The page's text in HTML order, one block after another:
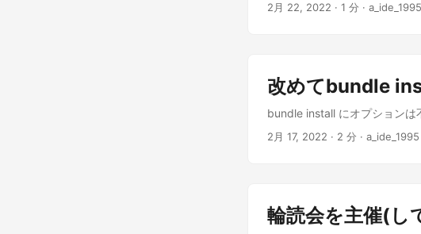
2月 22, 2022 · 1 分 · a_ide_1995
改めてbundle
bundle install にオプションは
2月 17, 2022 · 2 分 · a_ide_1995
輪読会を主催(し